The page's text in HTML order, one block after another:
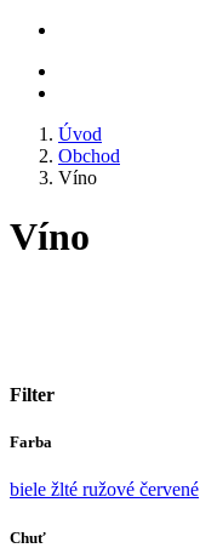
Úvod
Obchod
Víno
Víno
Filter
Farba
biele žlté ružové červené
Chuť